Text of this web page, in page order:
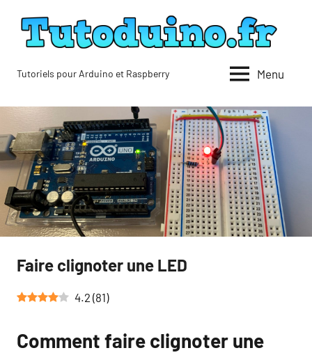
contenu
Tutoduino
Tutoriels pour Arduino et Raspberry Menu
Faire clignoter une LED
4.2 (81)
Comment faire clignoter une